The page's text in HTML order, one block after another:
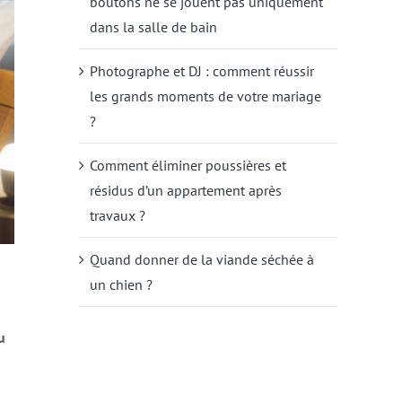
dans la salle de bain
Photographe et DJ : comment réussir
les grands moments de votre mariage
?
Comment éliminer poussières et
résidus d’un appartement après
travaux ?
Quand donner de la viande séchée à
un chien ?